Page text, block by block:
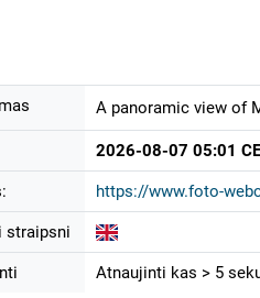
A panoramic view of
2026-08-07 05:01
https://www.foto-
straipsni
Atnaujinti kas > 5